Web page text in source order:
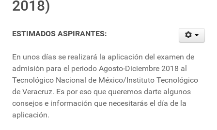
2018)
ESTIMADOS ASPIRANTES:
En unos días se realizará la aplicación del examen de
admisión para el periodo Agosto-Diciembre 2018 al
Tecnológico Nacional de México/Instituto Tecnológico
de Veracruz. Es por eso que queremos darte algunos
consejos e información que necesitarás el día de la
aplicación.